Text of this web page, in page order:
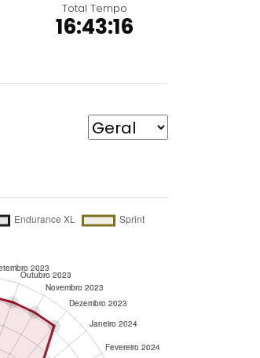
Total Tempo
16:43:16